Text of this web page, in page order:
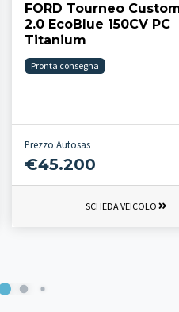
FORD Tourneo
2.0 EcoBlue 150CV PC
Titanium
Pronta consegna
Prezzo Autosas
€45.200
SCHEDA VEICOLO